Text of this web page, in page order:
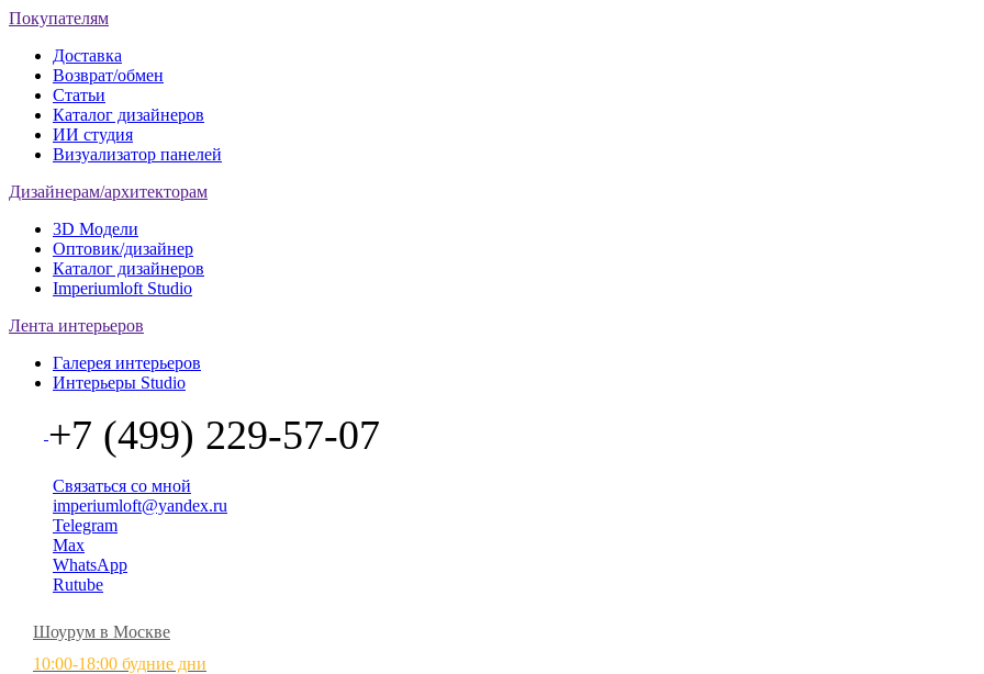
Покупателям
Доставка
Возврат/обмен
Статьи
Каталог дизайнеров
ИИ студия
Визуализатор панелей
Дизайнерам/архитекторам
3D Модели
Оптовик/дизайнер
Каталог дизайнеров
Imperiumloft Studio
Лента интерьеров
Галерея интерьеров
Интерьеры Studio
+7 (499) 229-57-07
Связаться со мной
imperiumloft@yandex.ru
Telegram
Max
WhatsApp
Rutube
Шоурум в Москве
10:00-18:00 будние дни